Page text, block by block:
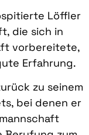
Löffler
die sich in
vorbereitete,
Erfahrung.
zu seinem
bei denen er